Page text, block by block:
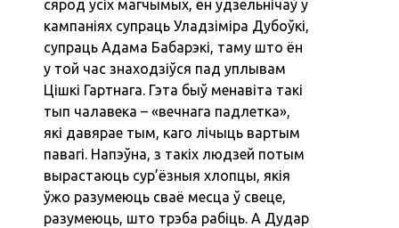
сярод усіх магчымых, ён удзельнічаў у
кампаніях супраць Уладзіміра Дубоўкі,
супраць Адама Бабарэкі, таму што ён
у той час знаходзіўся пад уплывам
Цішкі Гартнага. Гэта быў менавіта такі
тып чалавека – «вечнага падлетка»,
які давярае тым, каго лічыць вартым
павагі. Напэўна, з такіх людзей потым
вырастаюць сур’ёзныя хлопцы, якія
ўжо разумеюць сваё месца ў свеце,
разумеюць, што трэба рабіць. А Дудар